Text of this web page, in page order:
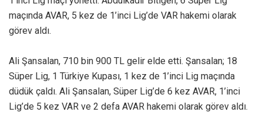
maçında AVAR, 5 kez de 1’inci Lig’de VAR hakemi olarak
görev aldı.
Ali Şansalan, 710 bin 900 TL gelir elde etti. Şansalan; 18
Süper Lig, 1 Türkiye Kupası, 1 kez de 1’inci Lig maçında
düdük çaldı. Ali Şansalan, Süper Lig’de 6 kez AVAR, 1’inci
Lig’de 5 kez VAR ve 2 defa AVAR hakemi olarak görev aldı.